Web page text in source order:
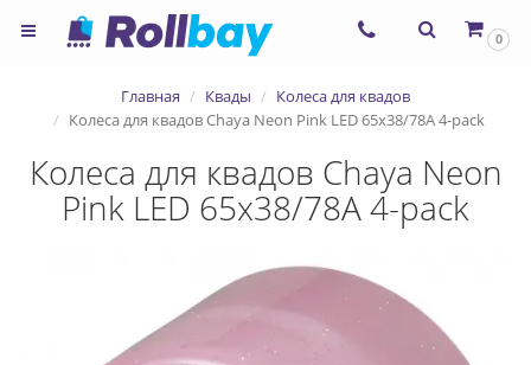
0
Главная Квады
Колеса для квадов
Колеса для квадов Chaya Neon Pink LED 65x38/78A 4-pack
Колеса для квадов Chaya Neon
Pink LED 65x38/78A 4-pack
×
Согласие на использование
сервиса ЯНДЕКС.МЕТРИКА и
файлов cookie